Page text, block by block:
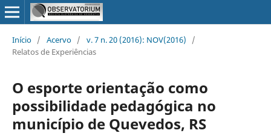
Início / Acervo / v. 7 n. 20 (2016): NOV(2016)
/
Relatos de Experiências
O esporte orientação como
possibilidade pedagógica no
município de Quevedos, RS